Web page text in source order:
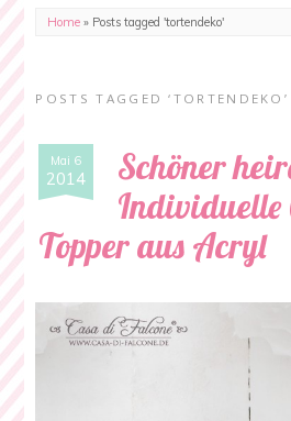
Home » Posts tagged 'tortendeko'
POSTS TAGGED ‘TORTENDEKO’
Mai 6
2014
Schöner
Individuelle
Topper aus Acryl